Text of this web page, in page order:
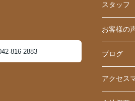
816-2883
スタッフ
お客様の
ブログ
アクセス